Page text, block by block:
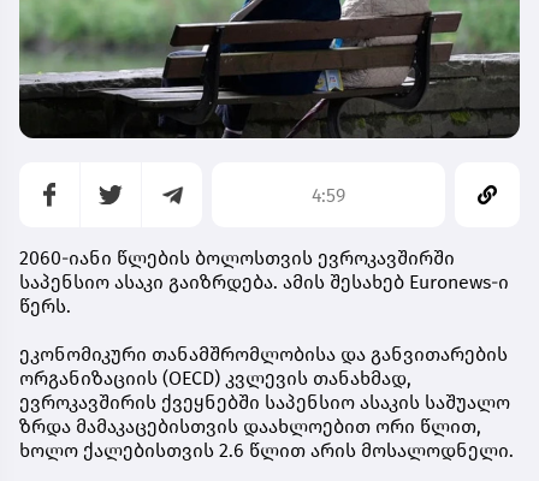
4:59
2060-იანი წლების ბოლოსთვის ევროკავშირში
საპენსიო ასაკი გაიზრდება. ამის შესახებ Euronews-ი
წერს.
ეკონომიკური თანამშრომლობისა და განვითარების
ორგანიზაციის (OECD) კვლევის თანახმად,
ევროკავშირის ქვეყნებში საპენსიო ასაკის საშუალო
ზრდა მამაკაცებისთვის დაახლოებით ორი წლით,
ხოლო ქალებისთვის 2.6 წლით არის მოსალოდნელი.